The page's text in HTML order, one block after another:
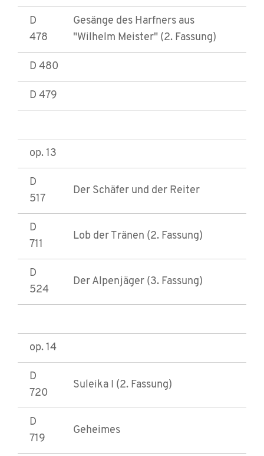
D
478
Gesänge des Harfners aus
"Wilhelm Meister" (2. Fassung)
D 480
D 479
op. 13
D
517
Der Schäfer und der Reiter
D
711
Lob der Tränen (2. Fassung)
D
524
Der Alpenjäger (3. Fassung)
op. 14
D
720
Suleika I (2. Fassung)
D
719
Geheimes